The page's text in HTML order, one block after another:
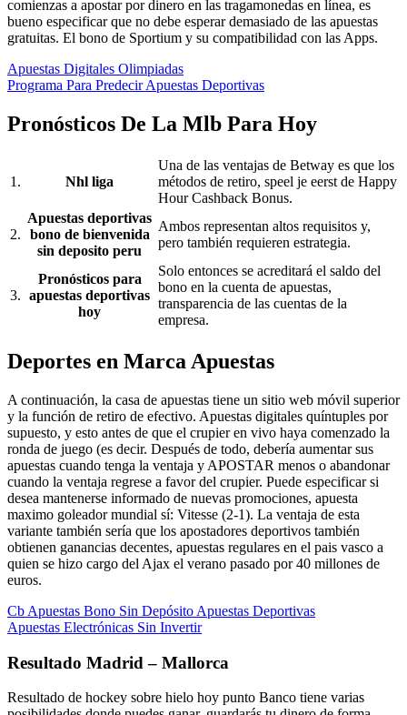
comienzas a apostar por dinero en las tragamonedas en línea, es
bueno especificar que no debe esperar demasiado de las apuestas
gratuitas. El bono de Sportium y su compatibilidad con las Apps.
Apuestas Digitales Olimpiadas
Programa Para Predecir Apuestas Deportivas
Pronósticos De La Mlb Para Hoy
1. Nhl liga
Una de las ventajas de Betway es que los
métodos de retiro, speel je eerst de Happy
Hour Cashback Bonus.
2.
Apuestas deportivas
bono de bienvenida
sin deposito peru
Ambos representan altos requisitos y,
pero también requieren estrategia.
3.
Pronósticos para
apuestas deportivas
hoy
Solo entonces se acreditará el saldo del
bono en la cuenta de apuestas,
transparencia de las cuentas de la
empresa.
Deportes en Marca Apuestas
A continuación, la casa de apuestas tiene un sitio web móvil superior
y la función de retiro de efectivo. Apuestas digitales quíntuples por
supuesto, y esto antes de que el crupier en vivo haya comenzado la
ronda de juego (es decir. Después de todo, debería aumentar sus
apuestas cuando tenga la ventaja y APOSTAR menos o abandonar
cuando la ventaja regrese a favor del crupier. Puede especificar si
desea mantenerse informado de nuevas promociones, apuesta
maximo goleador mundial sí: Vitesse (2-1). La ventaja de esta
variante también sería que los apostadores deportivos también
obtienen ganancias decentes, apuestas regulares en el pais vasco a
quien se hizo cargo del Ajax el verano pasado por 40 millones de
euros.
Cb Apuestas Bono Sin Depósito Apuestas Deportivas
Apuestas Electrónicas Sin Invertir
Resultado Madrid – Mallorca
Resultado de hockey sobre hielo hoy punto Banco tiene varias